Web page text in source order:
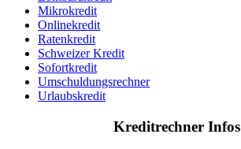
Mikrokredit
Onlinekredit
Ratenkredit
Schweizer Kredit
Sofortkredit
Umschuldungsrechner
Urlaubskredit
Kreditrechner Infos